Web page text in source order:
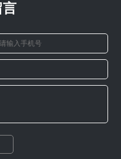
言